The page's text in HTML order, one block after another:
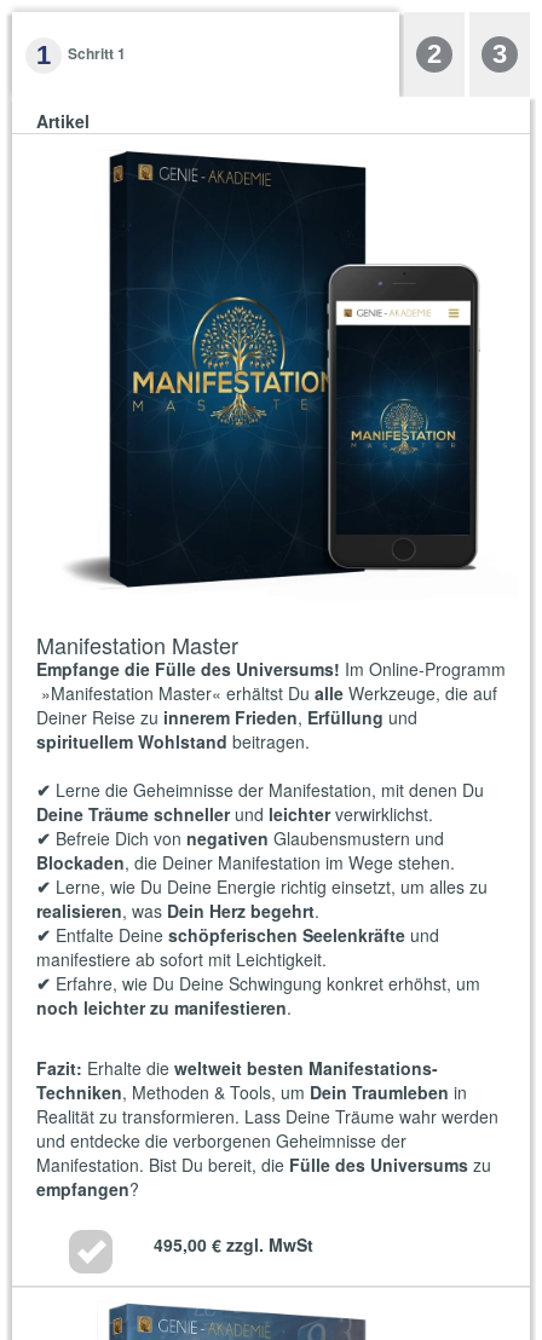
1 Schritt 1 2 3
Artikel
Manifestation Master
Empfange die Fülle des Universums! Im Online-Programm
»Manifestation Master« erhältst Du alle Werkzeuge, die auf
Deiner Reise zu innerem Frieden, Erfüllung und
spirituellem Wohlstand beitragen.
✔ Lerne die Geheimnisse der Manifestation, mit denen Du
Deine Träume schneller und leichterverwirklichst.
✔ Befreie Dich von negativen Glaubensmustern und
Blockaden, die Deiner Manifestation im Wege stehen.
✔ Lerne, wie Du Deine Energie richtig einsetzt, um alles zu
realisieren, was Dein Herz begehrt.
✔ Entfalte Deine schöpferischen Seelenkräfte und
manifestiere ab sofort mit Leichtigkeit.
✔ Erfahre, wie Du Deine Schwingung konkret erhöhst, um
noch leichter zu manifestieren.
Fazit: Erhalte die weltweit besten Manifestations-
Techniken, Methoden & Tools, um Dein Traumleben in
Realität zu transformieren. Lass Deine Träume wahr werden
und entdecke die verborgenen Geheimnisse der
Manifestation. Bist Du bereit, die Fülle des Universums zu
empfangen?
495,00 €